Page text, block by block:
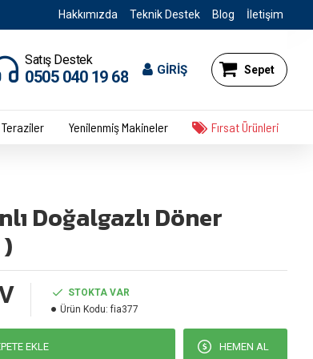
Hakkımızda Teknik Destek Blog İletişim
0505 040 19 68
Satış Destek
GİRİŞ Sepet
Teraziler Yenilenmiş Makineler Fırsat Ürünleri
Doğalgazlı Döner
STOKTA VAR
Ürün Kodu: fia377
EKLE HEMEN AL